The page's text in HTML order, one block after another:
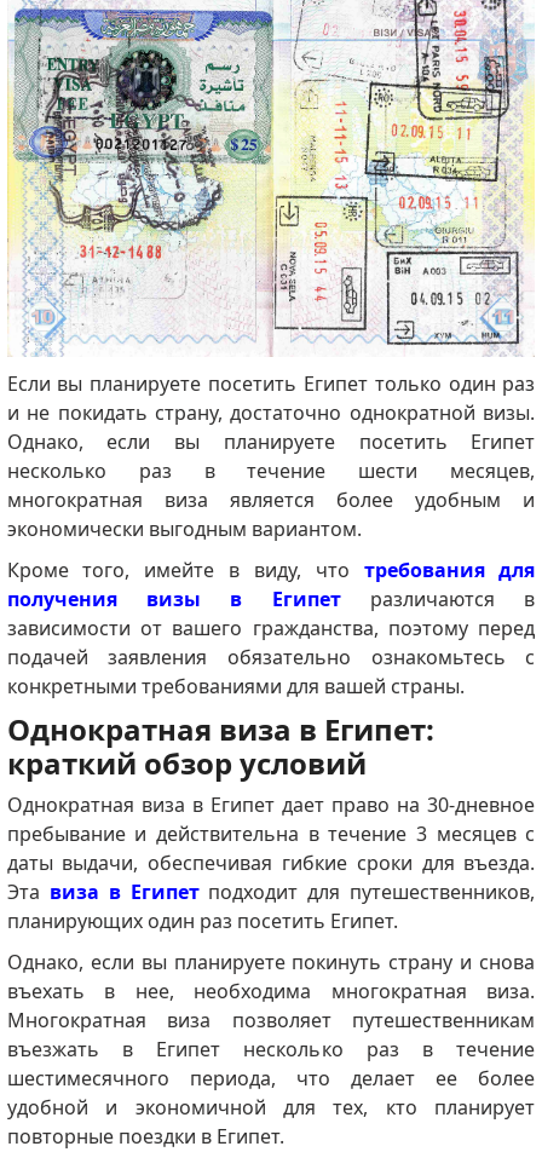
Если вы планируете посетить Египет только один раз
и не покидать страну, достаточно однократной визы.
Однако, если вы планируете посетить Египет
несколько раз в течение шести месяцев,
многократная виза является более удобным и
экономически выгодным вариантом.
Кроме того, имейте в виду, что требования для
получения визы в Египетразличаются в
зависимости от вашего гражданства, поэтому перед
подачей заявления обязательно ознакомьтесь с
конкретными требованиями для вашей страны.
Однократная виза в Египет:
краткий обзор условий
Однократная виза в Египет дает право на 30-дневное
пребывание и действительна в течение 3 месяцев с
даты выдачи, обеспечивая гибкие сроки для въезда.
Эта виза в Египетподходит для путешественников,
планирующих один раз посетить Египет.
Однако, если вы планируете покинуть страну и снова
въехать в нее, необходима многократная виза.
Многократная виза позволяет путешественникам
въезжать в Египет несколько раз в течение
шестимесячного периода, что делает ее более
удобной и экономичной для тех, кто планирует
повторные поездки в Египет.